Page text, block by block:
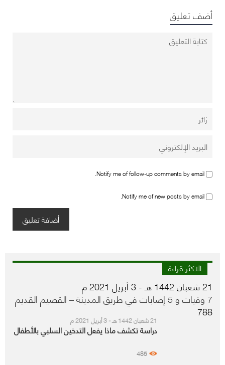
أضف تعليق
Notify me of follow-up comments by email.
Notify me of new posts by email.
الاكثر قراءة
21 شعبان 1442 هـ - 3 أبريل 2021 م
7 وفيات و 5 إصابات في طريق المدينة – القصيم القديم
788
21 شعبان 1442 هـ - 3 أبريل 2021 م
دراسة تكشف ماذا يفعل التدخين السلبي بالأطفال
485